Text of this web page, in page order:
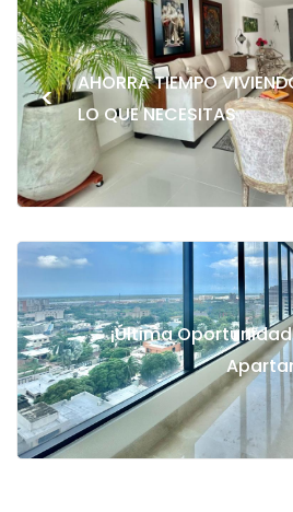
<
AHORRA TIEMPO
LO QUE NECESITAS
¡Última